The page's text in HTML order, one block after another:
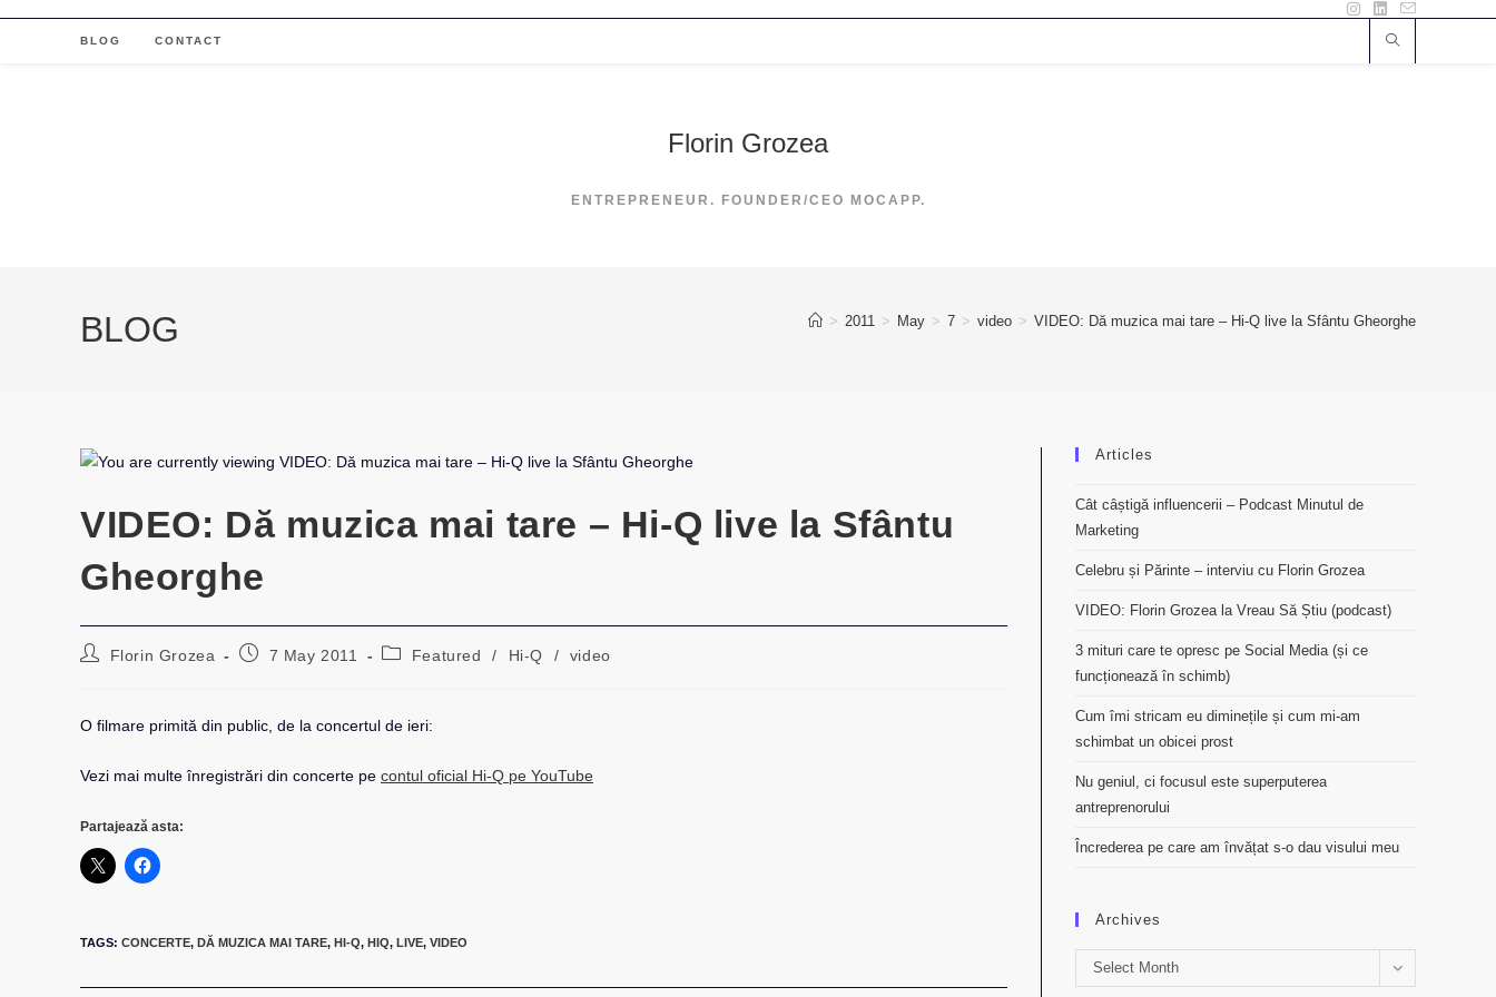
BLOG CONTACT
Florin Grozea
ENTREPRENEUR. FOUNDER/CEO MOCAPP.
BLOG > 2011 > May > 7 > video > VIDEO: Dă muzica mai tare – Hi-Q live la Sfântu Gheorghe
VIDEO: Dă muzica mai tare – Hi-Q live la Sfântu
Gheorghe
PostFlorin Grozea
Post7 May 2011
PostFeatured / Hi-Q / video
O filmare primită din public, de la concertul de ieri:
Vezi mai multe înregistrări din concerte pe contul oficial Hi-Q pe YouTube
Partajează asta:
TAGS: CONCERTE, DĂ MUZICA MAI TARE, HI-Q, HIQ, LIVE, VIDEO
Articles
Cât câștigă influencerii – Podcast Minutul de
Marketing
Celebru și Părinte – interviu cu Florin Grozea
VIDEO: Florin Grozea la Vreau Să Știu (podcast)
3 mituri care te opresc pe Social Media (și ce
funcționează în schimb)
Cum îmi stricam eu diminețile și cum mi-am
schimbat un obicei prost
Nu geniul, ci focusul este superputerea
antreprenorului
Încrederea pe care am învățat s-o dau visului meu
Archives
Archives
Select Month